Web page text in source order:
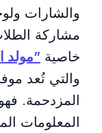
والشارات
مشاركة
خاصية ”مولد
والتي تُعد
المزدحمة.
المعلومات